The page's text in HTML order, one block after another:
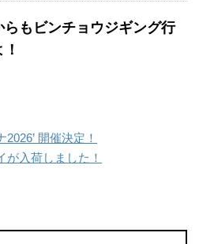
らもビンチョウジギング行
開催決定！
が入荷しました！